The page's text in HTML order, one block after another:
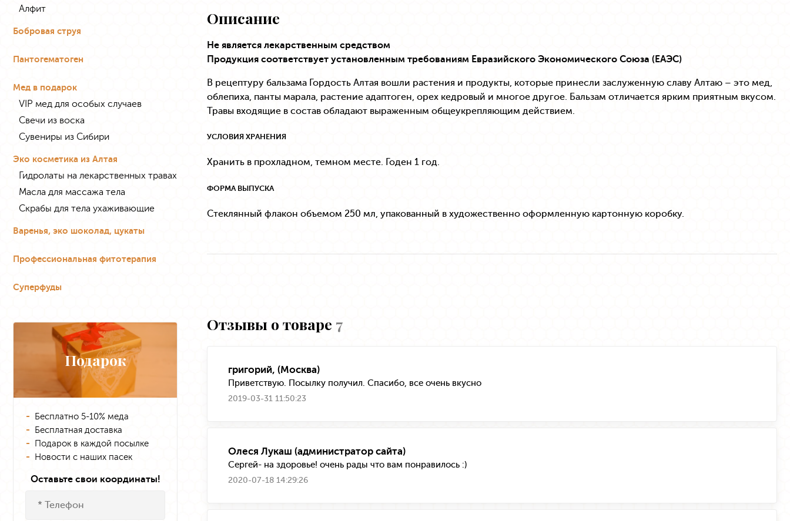
Алфит
Бобровая струя
Пантогематоген
Мед в подарок
VIP мед для особых случаев
Свечи из воска
Сувениры из Сибири
Эко косметика из Алтая
Гидролаты на лекарственных травах
Масла для массажа тела
Скрабы для тела ухаживающие
Варенья, эко шоколад, цукаты
Профессиональная фитотерапия
Суперфуды
Подарок
Бесплатно 5-10% меда
Бесплатная доставка
Подарок в каждой посылке
Новости с наших пасек
Оставьте свои координаты!
Описание
Не является лекарственным средством
Продукция соответствует установленным требованиям Евразийского Экономического Союза (ЕАЭС)
В рецептуру бальзама Гордость Алтая вошли растения и продукты, которые принесли заслуженную славу Алтаю – это мед,
облепиха, панты марала, растение адаптоген, орех кедровый и многое другое. Бальзам отличается ярким приятным вкусом.
Травы входящие в состав обладают выраженным общеукрепляющим действием.
УСЛОВИЯ ХРАНЕНИЯ
Хранить в прохладном, темном месте. Годен 1 год.
ФОРМА ВЫПУСКА
Стеклянный флакон объемом 250 мл, упакованный в художественно оформленную картонную коробку.
Отзывы о товаре 7
григорий, (Москва)
Приветствую. Посылку получил. Спасибо, все очень вкусно
2019-03-31 11:50:23
Олеся Лукаш (администратор сайта)
Сергей- на здоровье! очень рады что вам понравилось :)
2020-07-18 14:29:26